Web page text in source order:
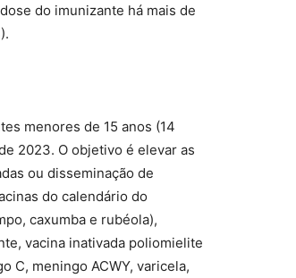
do imunizante há mais de
menores de 15 anos (14
2023. O objetivo é elevar as
ou disseminação de
do calendário do
caxumba e rubéola),
vacina inativada poliomielite
C, meningo ACWY, varicela,